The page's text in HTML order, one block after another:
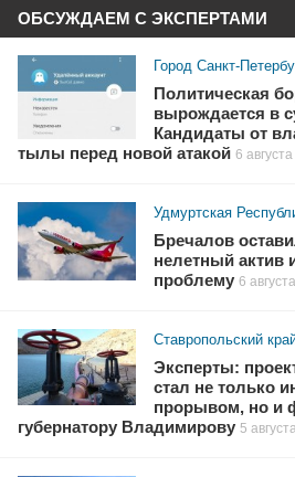
ОБСУЖДАЕМ С ЭКСПЕРТАМИ
Город Санкт-
Политическая
вырождается в
Кандидаты от
тылы перед новой атакой 6 августа
Удмуртская
Бречалов
нелетный
проблему 6 августа
Ставропольский
Эксперты:
стал не только
прорывом, но и
губернатору Владимирову 5